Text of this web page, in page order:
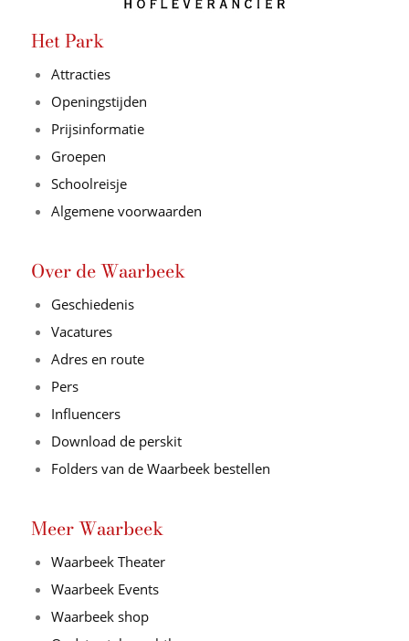
Het Park
Attracties
Openingstijden
Prijsinformatie
Groepen
Schoolreisje
Algemene voorwaarden
Over de Waarbeek
Geschiedenis
Vacatures
Adres en route
Pers
Influencers
Download de perskit
Folders van de Waarbeek bestellen
Meer Waarbeek
Waarbeek Theater
Waarbeek Events
Waarbeek shop